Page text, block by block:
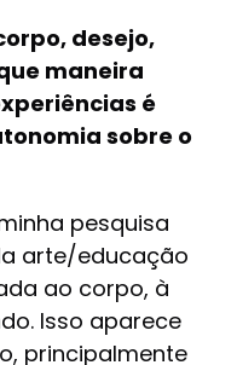
desejo,
maneira
é
sobre o
pesquisa
arte/educação
ao corpo, à
Isso aparece
principalmente